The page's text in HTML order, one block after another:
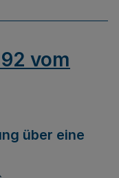
vom
über eine